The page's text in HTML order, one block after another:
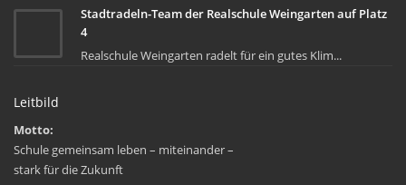
Stadtradeln-Team der Realschule Weingarten auf Platz
4
Realschule Weingarten radelt für ein gutes Klim...
Leitbild
Motto:
Schule gemeinsam leben – miteinander –
stark für die Zukunft